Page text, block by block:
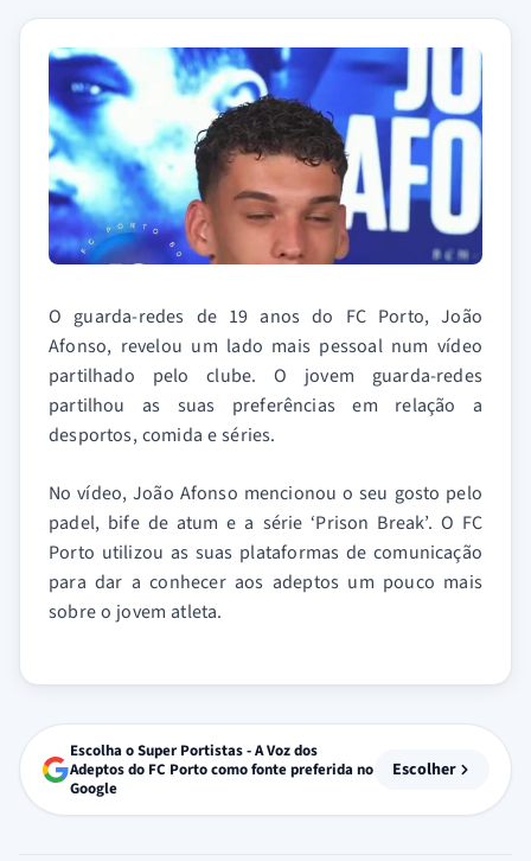
O guarda-redes de 19 anos do FC Porto, João
Afonso, revelou um lado mais pessoal num vídeo
partilhado pelo clube. O jovem guarda-redes
partilhou as suas preferências em relação a
desportos, comida e séries.
No vídeo, João Afonso mencionou o seu gosto pelo
padel, bife de atum e a série ‘Prison Break’. O FC
Porto utilizou as suas plataformas de comunicação
para dar a conhecer aos adeptos um pouco mais
sobre o jovem atleta.
Escolha o Super Portistas - A Voz dos
Adeptos do FC Porto como fonte preferida no
Google
Escolher